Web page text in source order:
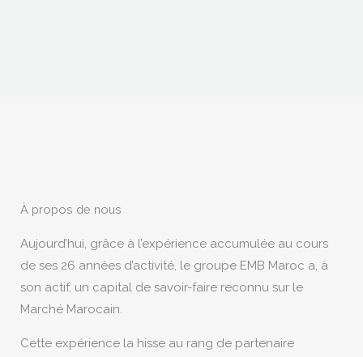
À propos de nous
Aujourd’hui, grâce à l’expérience accumulée au cours
de ses 26 années d’activité, le groupe EMB Maroc a, à
son actif, un capital de savoir-faire reconnu sur le
Marché Marocain.
Cette expérience la hisse au rang de partenaire